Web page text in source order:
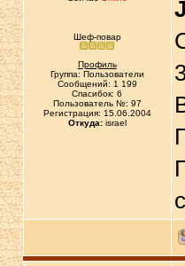
Шеф-повар
Профиль
Группа: Пользователи
Сообщений: 1 199
Спасибок: 6
Пользователь №: 97
Регистрация: 15.06.2004
Откуда:israel